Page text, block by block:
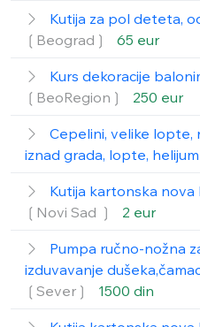
Kutija za pol deteta,
❲Beograd❳
65 eur
Kurs dekoracije
❲BeoRegion❳
250 eur
Cepelini, velike lopte,
iznad grada, lopte, helijum
Kutija kartonska
❲Novi Sad ❳
2 eur
Pumpa ručno-nožna
izduvavanje
❲Sever❳
1500 din